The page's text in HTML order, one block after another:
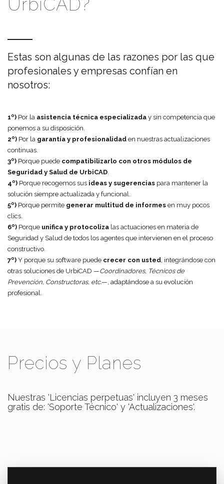
Estas son algunas de las razones por las que
profesionales y empresas confían en
nosotros:
1º) Por la asistencia técnica especializada y sin competencia que
ponemos a su disposición.
2º) Por la garantía y profesionalidad en nuestras actualizaciones
continuas.
3º) Porque puede compatibilizarlo con otros módulos de
Seguridad y Salud de UrbiCAD
4º) Porque recogemos sus ideas y sugerencias para mantener la
solución siempre actualizada y funcional.
5º) Porque permite generar multitud de informes en muy pocos
clics.
6º) Porque unifica y protocoliza las actuaciones en materia de
Seguridad y Salud de todos los agentes que intervienen en el proceso
constructivo.
7º) Y porque su software puede crecer con usted , integrándose con
otras soluciones de UrbiCAD —Coordinadores, Técnicos de
Prevención, Constructoras, etc.—, adaptándose a su evolución
profesional.
Precios y Planes
Nuestras 'Licencias perpetuas' incluyen 3 meses
gratis de: 'Soporte Técnico' y 'Actualizaciones'.